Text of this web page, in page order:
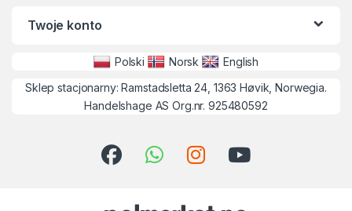
Twoje konto
Polski Norsk
English
Sklep stacjonarny: Ramstadsletta 24, 1363 Høvik, Norwegia.
Handelshage AS Org.nr. 925480592